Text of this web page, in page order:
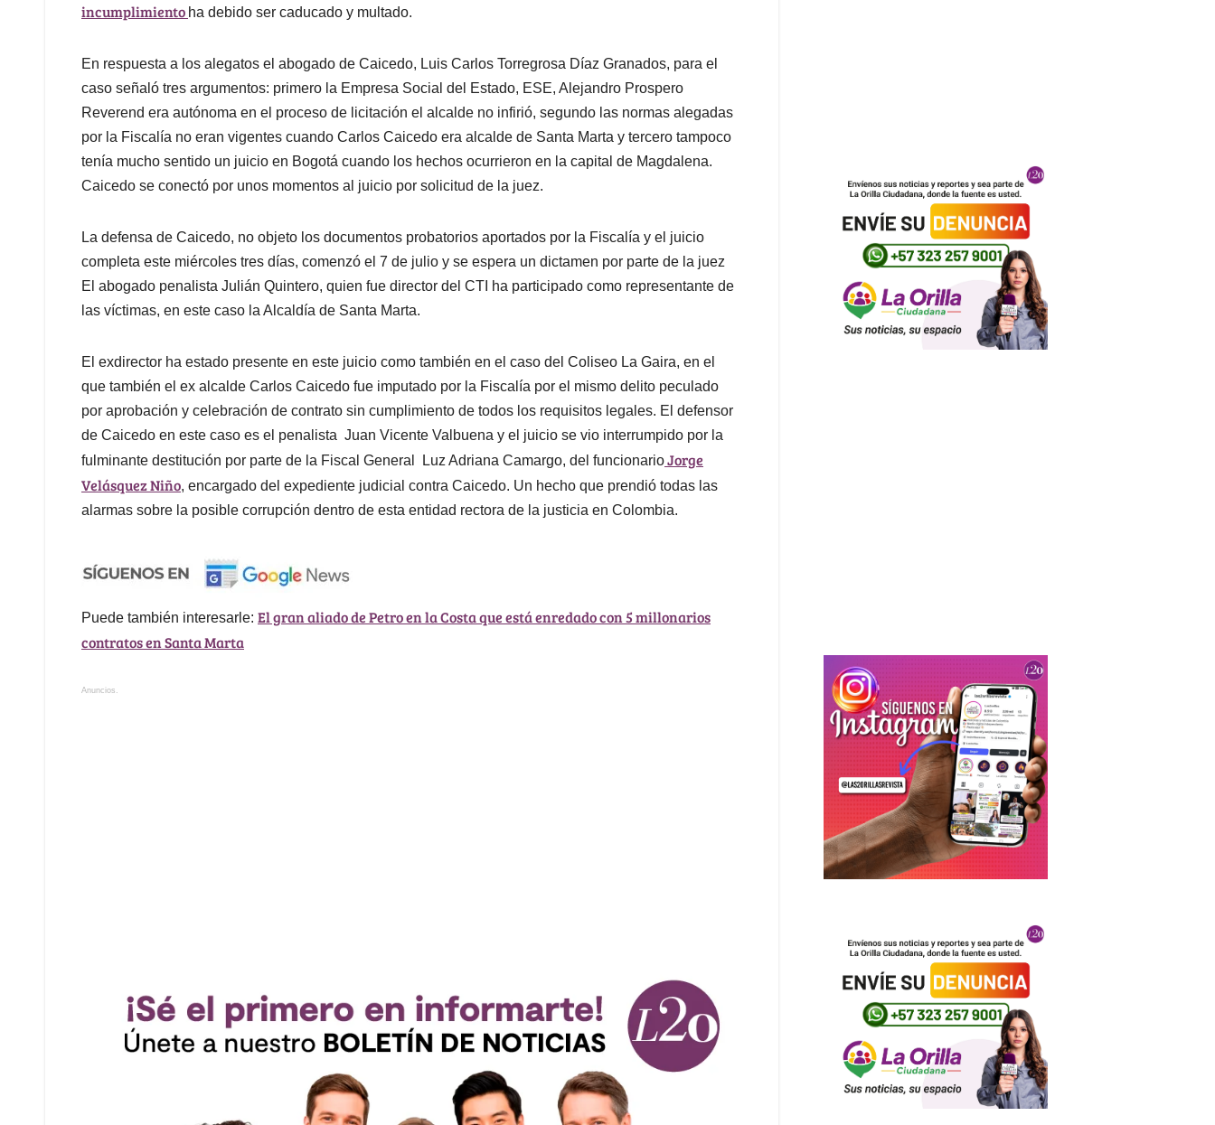
incumplimiento ha debido ser caducado y multado.
En respuesta a los alegatos el abogado de Caicedo, Luis Carlos Torregrosa Díaz Granados, para el
caso señaló tres argumentos: primero la Empresa Social del Estado, ESE, Alejandro Prospero
Reverend era autónoma en el proceso de licitación el alcalde no infirió, segundo las normas alegadas
por la Fiscalía no eran vigentes cuando Carlos Caicedo era alcalde de Santa Marta y tercero tampoco
tenía mucho sentido un juicio en Bogotá cuando los hechos ocurrieron en la capital de Magdalena.
Caicedo se conectó por unos momentos al juicio por solicitud de la juez.
La defensa de Caicedo, no objeto los documentos probatorios aportados por la Fiscalía y el juicio
completa este miércoles tres días, comenzó el 7 de julio y se espera un dictamen por parte de la juez
El abogado penalista Julián Quintero, quien fue director del CTI ha participado como representante de
las víctimas, en este caso la Alcaldía de Santa Marta.
El exdirector ha estado presente en este juicio como también en el caso del Coliseo La Gaira, en el
que también el ex alcalde Carlos Caicedo fue imputado por la Fiscalía por el mismo delito peculado
por aprobación y celebración de contrato sin cumplimiento de todos los requisitos legales. El defensor
de Caicedo en este caso es el penalista Juan Vicente Valbuena y el juicio se vio interrumpido por la
fulminante destitución por parte de la Fiscal General Luz Adriana Camargo, del funcionarioJorge
Velásquez Niño, encargado del expediente judicial contra Caicedo. Un hecho que prendió todas las
alarmas sobre la posible corrupción dentro de esta entidad rectora de la justicia en Colombia.
Puede también interesarle: El gran aliado de Petro en la Costa que está enredado con 5 millonarios
contratos en Santa Marta
Anuncios.